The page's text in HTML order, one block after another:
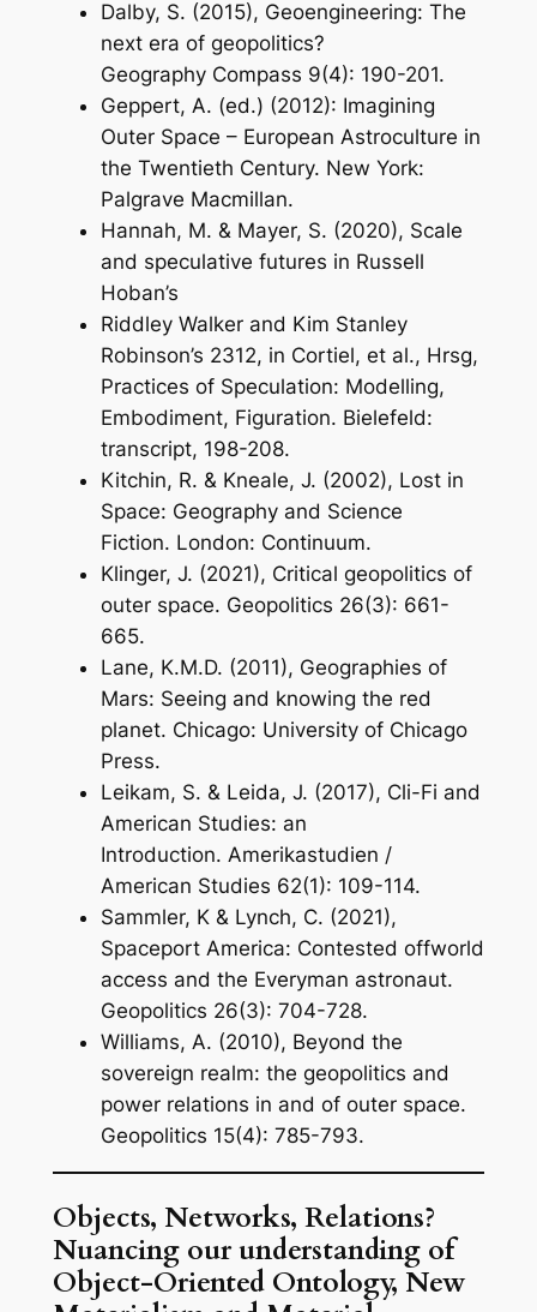
Dalby, S. (2015), Geoengineering: The
next era of geopolitics?
Geography Compass 9(4): 190-201.
Geppert, A. (ed.) (2012): Imagining
Outer Space – European Astroculture in
the Twentieth Century. New York:
Palgrave Macmillan.
Hannah, M. & Mayer, S. (2020), Scale
and speculative futures in Russell
Hoban’s
Riddley Walkerand Kim Stanley
Robinson’s 2312, in Cortiel, et al., Hrsg,
Practices of Speculation: Modelling,
Embodiment, Figuration. Bielefeld:
transcript, 198-208.
Kitchin, R. & Kneale, J. (2002), Lost in
Space: Geography and Science
Fiction. London: Continuum.
Klinger, J. (2021), Critical geopolitics of
outer space. Geopolitics 26(3): 661-
665.
Lane, K.M.D. (2011), Geographies of
Mars: Seeing and knowing the red
planet. Chicago: University of Chicago
Press.
Leikam, S. & Leida, J. (2017), Cli-Fi and
American Studies: an
Introduction. Amerikastudien /
American Studies 62(1): 109-114.
Sammler, K & Lynch, C. (2021),
Spaceport America: Contested offworld
access and the Everyman astronaut.
Geopolitics 26(3): 704-728.
Williams, A. (2010), Beyond the
sovereign realm: the geopolitics and
power relations in and of outer space.
Geopolitics 15(4): 785-793.
Objects, Networks, Relations?
Nuancing our understanding of
Object-Oriented Ontology, New